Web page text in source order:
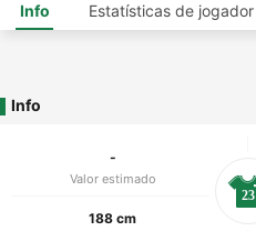
Info Estatísticas de jogador
Info
-
Valor estimado
188 cm
23